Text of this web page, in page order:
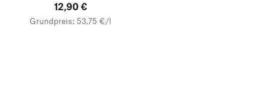
12,90 €
Grundpreis: 53,75 €/l